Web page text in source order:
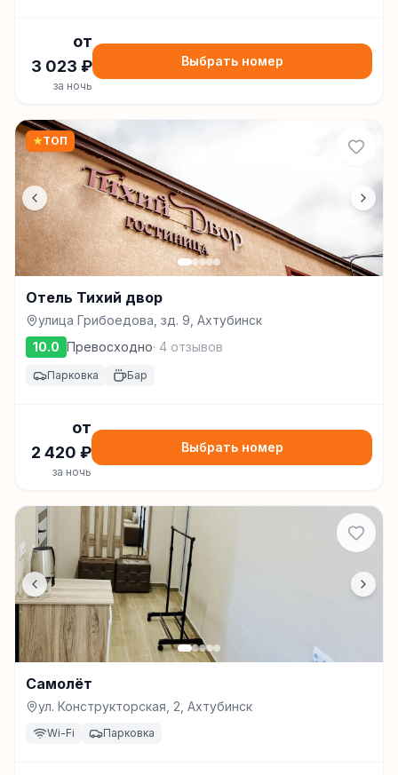
от
3 023 ₽
за ночь
Выбрать номер
★ТОП
Отель Тихий двор
улица Грибоедова, зд. 9, Ахтубинск
10.0 Превосходно· 4 отзывов
Парковка Бар
от
2 420 ₽
за ночь
Выбрать номер
Самолёт
ул. Конструкторская, 2, Ахтубинск
Wi-Fi Парковка